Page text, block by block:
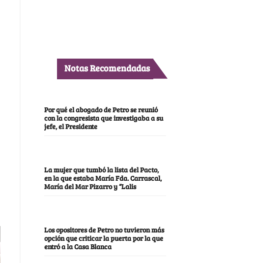
Notas Recomendadas
Por qué el abogado de Petro se reunió
con la congresista que investigaba a su
jefe, el Presidente
La mujer que tumbó la lista del Pacto,
en la que estaba María Fda. Carrascal,
María del Mar Pizarro y “Lalis
Los opositores de Petro no tuvieron más
opción que criticar la puerta por la que
entró a la Casa Blanca